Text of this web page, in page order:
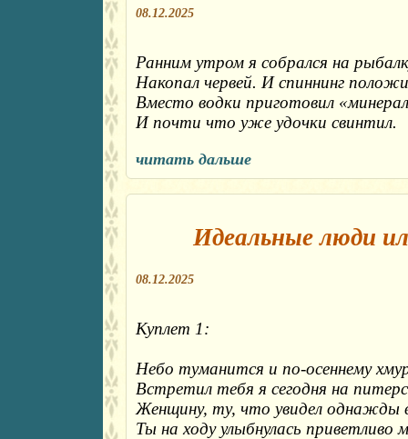
08.12.2025
Ранним утром я собрался на
Накопал червей. И спиннинг
Вместо водки приготовил
И почти что уже удочки свинтил.
читать дальше
Идеальные люди
08.12.2025
Куплет 1:
Небо туманится и по-осеннему
Встретил тебя я сегодня на
Женщину, ту, что увидел однажды
Ты на ходу улыбнулась приветливо